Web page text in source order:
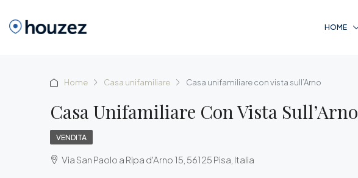
HOME
Home Casa unifamiliare Casa unifamiliare con vista sull’Arno
Casa Unifamiliare Con Vista Sull’Arno
VENDITA
Via San Paolo a Ripa d'Arno 15, 56125 Pisa, Italia